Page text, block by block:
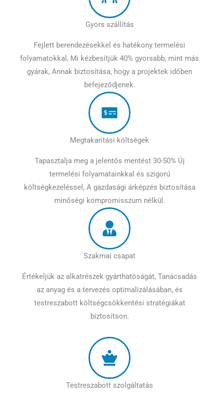
Gyors szállítás
Fejlett berendezésekkel és hatékony termelési
folyamatokkal, Mi kézbesítjük 40% gyorsabb, mint más
gyárak, Annak biztosítása, hogy a projektek időben
befejeződjenek.
Megtakarítási költségek
Tapasztalja meg a jelentős mentést 30-50% Új
termelési folyamatainkkal és szigorú
költségkezeléssel, A gazdasági árképzés biztosítása
minőségi kompromisszum nélkül.
Szakmai csapat
Értékeljük az alkatrészek gyárthatóságát, Tanácsadás
az anyag és a tervezés optimalizálásában, és
testreszabott költségcsökkentési stratégiákat
biztosítson.
Testreszabott szolgáltatás